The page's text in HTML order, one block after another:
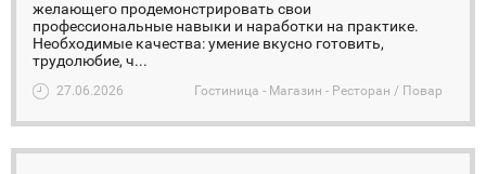
желающего продемонстрировать свои
профессиональные навыки и наработки на практике.
Необходимые качества: умение вкусно готовить,
трудолюбие, ч...
27.06.2026 Гостиница - Магазин - Ресторан / Повар